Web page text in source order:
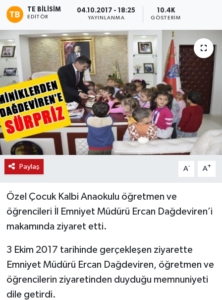
TE BILISIM
EDITÖR
04.10.2017 - 18:25
YAYINLANMA
10.4K
GÖSTERIM
Paylaş A- A+
Özel Çocuk Kalbi Anaokulu öğretmen ve
öğrencileri İl Emniyet Müdürü Ercan Dağdeviren’i
makamında ziyaret etti.
3 Ekim 2017 tarihinde gerçekleşen ziyarette
Emniyet Müdürü Ercan Dağdeviren, öğretmen ve
öğrencilerin ziyaretinden duyduğu memnuniyeti
dile getirdi.